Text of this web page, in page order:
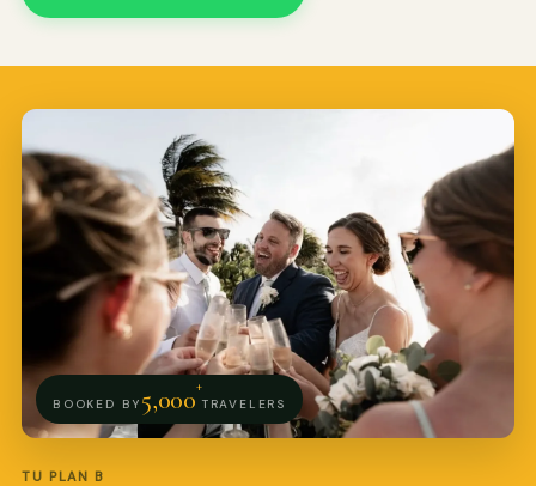
BOOKED BY 5,000+
TRAVELERS
TU PLAN BPro Art Photographers